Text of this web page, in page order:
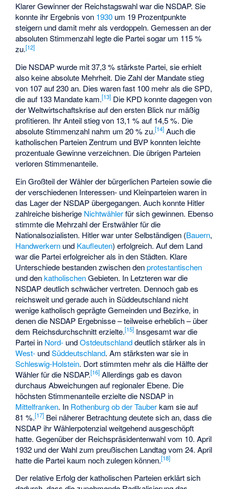
Klarer Gewinner der Reichstagswahl war die NSDAP. Sie
konnte ihr Ergebnis von 1930 um 19 Prozentpunkte
steigern und damit mehr als verdoppeln. Gemessen an der
absoluten Stimmenzahl legte die Partei sogar um 115 %
zu.[12]
Die NSDAP wurde mit 37,3 % stärkste Partei, sie erhielt
also keine absolute Mehrheit. Die Zahl der Mandate stieg
von 107 auf 230 an. Dies waren fast 100 mehr als die SPD,
die auf 133 Mandate kam.[13] Die KPD konnte dagegen von
der Weltwirtschaftskrise auf den ersten Blick nur mäßig
profitieren. Ihr Anteil stieg von 13,1 % auf 14,5 %. Die
absolute Stimmenzahl nahm um 20 % zu.[14] Auch die
katholischen Parteien Zentrum und BVP konnten leichte
prozentuale Gewinne verzeichnen. Die übrigen Parteien
verloren Stimmenanteile.
Ein Großteil der Wähler der bürgerlichen Parteien sowie die
der verschiedenen Interessen- und Kleinparteien waren in
das Lager der NSDAP übergegangen. Auch konnte Hitler
zahlreiche bisherige Nichtwählerfür sich gewinnen. Ebenso
stimmte die Mehrzahl der Erstwählerfür die
Nationalsozialisten. Hitler war unter Selbständigen (Bauern,
Handwerkern und Kaufleuten) erfolgreich. Auf dem Land
war die Partei erfolgreicher als in den Städten. Klare
Unterschiede bestanden zwischen denprotestantischen
und denkatholischenGebieten. In Letzteren war die
NSDAP deutlich schwächer vertreten. Dennoch gab es
reichsweit und gerade auch in Süddeutschland nicht
wenige katholisch geprägte Gemeinden und Bezirke, in
denen die NSDAP Ergebnisse – teilweise erheblich – über
dem Reichsdurchschnitt erzielte.[15] Insgesamt war die
Partei in Nord- undOstdeutschlanddeutlich stärker als in
West- undSüddeutschland. Am stärksten war sie in
Schleswig-Holstein. Dort stimmten mehr als die Hälfte der
Wähler für die NSDAP.[16] Allerdings gab es davon
durchaus Abweichungen auf regionaler Ebene. Die
höchsten Stimmenanteile erzielte die NSDAP in
Mittelfranken. In Rothenburg ob der Tauberkam sie auf
81 %.[17] Bei näherer Betrachtung deutete sich an, dass die
NSDAP ihr Wählerpotenzial weitgehend ausgeschöpft
hatte. Gegenüber der Reichspräsidentenwahl vom 10. April
1932 und der Wahl zum preußischen Landtag vom 24. April
hatte die Partei kaum noch zulegen können.[18]
Der relative Erfolg der katholischen Parteien erklärt sich